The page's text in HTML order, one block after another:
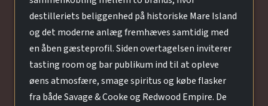
destilleriets beliggenhed på historiske Mare Island
og det moderne anlæg fremhæves samtidig med
en åben gæsteprofil. Siden overtagelsen inviterer
tasting room og bar publikum ind til at opleve
øens atmosfære, smage spiritus og købe flasker
fra både Savage & Cooke og Redwood Empire. De